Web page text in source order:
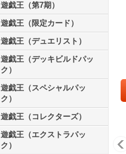
遊戯王（第7期）
遊戯王（限定カード）
遊戯王（デュエリスト）
遊戯王（デッキビルドパッ
ク）
遊戯王（スペシャルパッ
ク）
遊戯王（コレクターズ）
遊戯王（エクストラパッ
ク）